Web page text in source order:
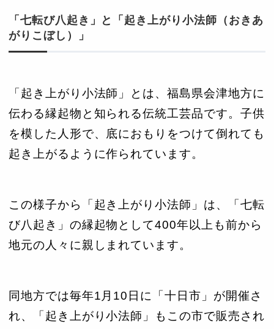
「七転び八起き」と「起き上がり小法師（おきあ
がりこぼし）」
「起き上がり小法師」とは、福島県会津地方に
伝わる縁起物と知られる伝統工芸品です。子供
を模した人形で、底におもりをつけて倒れても
起き上がるように作られています。
この様子から「起き上がり小法師」は、「七転
び八起き」の縁起物として400年以上も前から
地元の人々に親しまれています。
同地方では毎年1月10日に「十日市」が開催さ
れ、「起き上がり小法師」もこの市で販売され